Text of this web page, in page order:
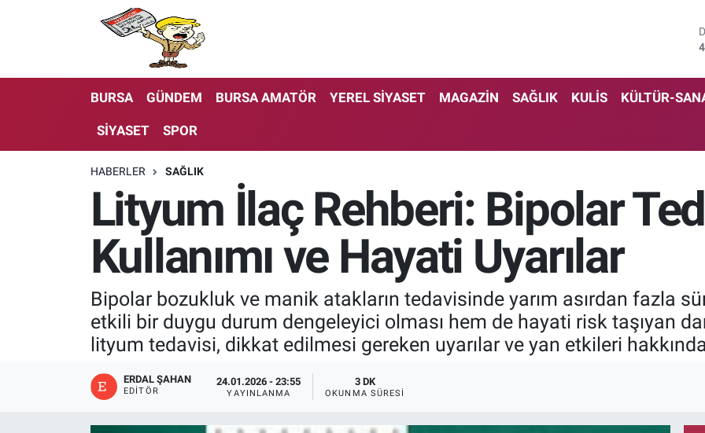
BURSA GÜNDEM BURSA AMATÖR YEREL SİYASET MAGAZİN SAĞLIK KULİS KÜLTÜR-
SİYASET SPOR
HABERLER SAĞLIK
Lityum İlaç Rehberi: Bipolar
Kullanımı ve Hayati Uyarılar
Bipolar bozukluk ve manik atakların tedavisinde yarım asırdan fazla
etkili bir duygu durum dengeleyici olması hem de hayati risk taşıyan
lityum tedavisi, dikkat edilmesi gereken uyarılar ve yan etkileri
ERDAL ŞAHAN
EDITÖR
24.01.2026 - 23:55
YAYINLANMA
3 DK
OKUNMA SÜRESI